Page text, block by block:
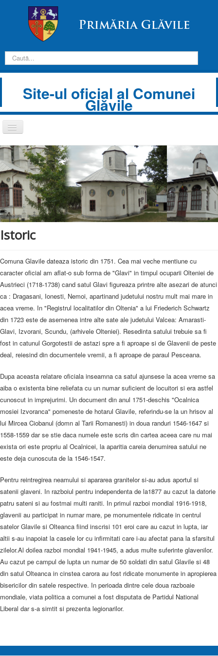
Site-ul oficial al Comunei
Glăvile
Comută
navigarea
Despre Noi
Informații de interes public
Transparență decizională
Prezentare comună
Anunțuri
Contact
Istoric
Comuna Glavile dateaza istoric din 1751. Cea mai veche mentiune cu
caracter oficial am aflat-o sub forma de "Glavi" in timpul ocuparii Olteniei de
Austrieci (1718-1738) cand satul Glavi figureaza printre alte asezari de atunci
ca : Dragasani, Ionesti, Nemoi, apartinand judetului nostru mult mai mare in
acea vreme. In "Registrul localitatilor din Oltenia" a lui Friederich Schwartz
din 1723 este de asemenea intre alte sate ale judetului Valcea: Amarasti-
Glavi, Izvorani, Scundu, (arhivele Olteniei). Resedinta satului trebuie sa fi
fost in catunul Gorgotestii de astazi spre a fi aproape si de Glavenii de peste
deal, reiesind din documentele vremii, a fi aproape de paraul Pesceana.
Dupa aceasta relatare oficiala inseamna ca satul ajunsese la acea vreme sa
aiba o existenta bine reliefata cu un numar suficient de locuitori si era astfel
cunoscut in imprejurimi. Un document din anul 1751-deschis "Ocalnica
mosiei Izvoranca" pomeneste de hotarul Glavile, referindu-se la un hrisov al
lui Mircea Ciobanul (domn al Tarii Romanesti) in doua randuri 1546-1647 si
1558-1559 dar se stie daca numele este scris din cartea aceea care nu mai
exista ori este propriu al Ocalnicei, la aparitia careia denumirea satului ne
este deja cunoscuta de la 1546-1547.
Pentru reintregirea neamului si apararea granitelor si-au adus aportul si
satenii glaveni. In razboiul pentru independenta de la1877 au cazut la datorie
patru sateni si au fostmai multi raniti. In primul razboi mondial 1916-1918,
glavenii au participat in numar mare, pe monumentele ridicate in centrul
satelor Glavile si Olteanca fiind inscrisi 101 eroi care au cazut in lupta, iar
altii s-au inapoiat la casele lor cu infirmitati care i-au afectat pana la sfarsitul
zilelor.Al doilea razboi mondial 1941-1945, a adus multe suferinte glavenilor.
Au cazut pe campul de lupta un numar de 50 soldati din satul Glavile si 48
din satul Olteanca in cinstea carora au fost ridicate monumente in apropierea
bisericilor din satele respective. In perioada dintre cele doua razboaie
mondiale, viata politica a comunei a fost disputata de Partidul National
Liberal dar s-a simtit si prezenta legionarilor.